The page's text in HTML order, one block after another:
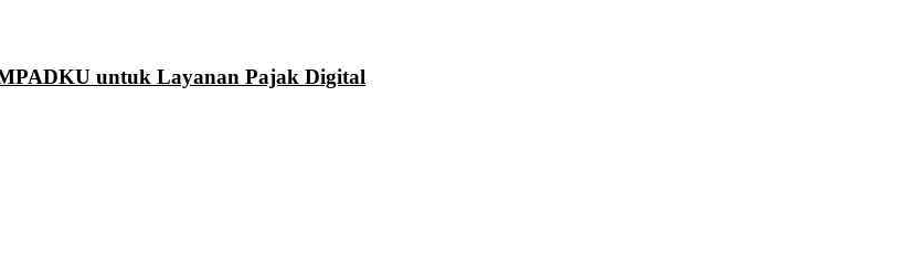
untuk Layanan Pajak Digital